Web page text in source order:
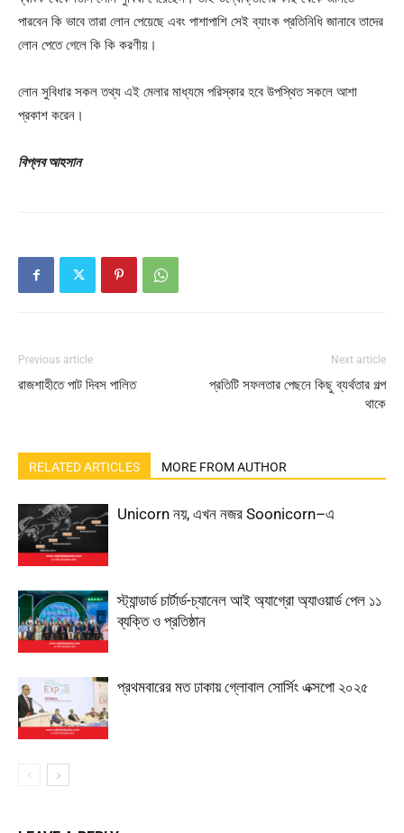
পারবেন কি ভাবে তারা লোন পেয়েছে এবং পাশাপাশি সেই ব্যাংক প্রতিনিধি জানাবে তাদের
লোন পেতে গেলে কি কি করণীয়।
লোন সুবিধার সকল তথ্য এই মেলার মাধ্যমে পরিস্কার হবে উপস্থিত সকলে আশা
প্রকাশ করেন।
বিপ্লব আহসান
Previous article
রাজশাহীতে পাট দিবস পালিত
Next article
প্রতিটি সফলতার পেছনে কিছু ব্যর্থতার গল্প
থাকে
RELATED ARTICLES MORE FROM AUTHOR
Unicorn নয়, এখন নজর Soonicorn–এ
স্ট্যান্ডার্ড চার্টার্ড-চ্যানেল আই অ্যাগ্রো অ্যাওয়ার্ড পেল ১১
ব্যক্তি ও প্রতিষ্ঠান
প্রথমবারের মত ঢাকায় গ্লোবাল সোর্সিং এক্সপো ২০২৫